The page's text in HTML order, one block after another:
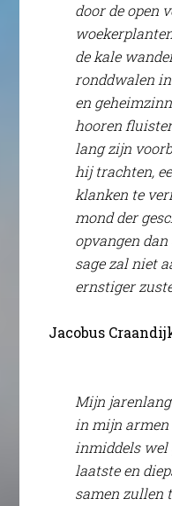
door de open
de kale
ronddwalen
en
hooren
lang zijn
hij trachten,
klanken te
mond der
opvangen dan
sage zal niet
ernstiger
Jacobus
Mijn
in mijn
inmiddels wel
laatste en
samen zullen